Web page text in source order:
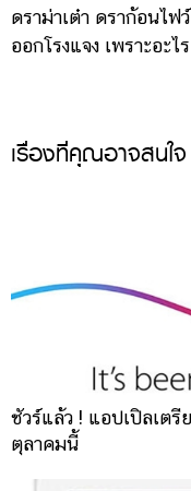
ดราม่าเต๋า ดราก้อนไ
ออกโรงแจง เพราะอะไร
เรื่องที่คุณอาจสนใจ
ชัวร์แล้ว ! แอปเปิลเต
ตุลาคมนี้